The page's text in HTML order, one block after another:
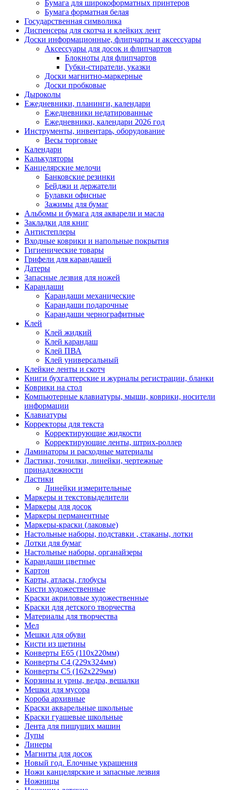
Бумага для широкоформатных принтеров
Бумага форматная белая
Государственная символика
Диспенсеры для скотча и клейких лент
Доски информационные, флипчарты и аксессуары
Аксессуары для досок и флипчартов
Блокноты для флипчартов
Губки-стиратели, указки
Доски магнитно-маркерные
Доски пробковые
Дыроколы
Ежедневники, планинги, календари
Ежедневники недатированные
Ежедневники, календари 2026 год
Инструменты, инвентарь, оборудование
Весы торговые
Календари
Калькуляторы
Канцелярские мелочи
Банковские резинки
Бейджи и держатели
Булавки офисные
Зажимы для бумаг
Альбомы и бумага для акварели и масла
Закладки для книг
Антистеплеры
Входные коврики и напольные покрытия
Гигиенические товары
Грифели для карандашей
Датеры
Запасные лезвия для ножей
Карандаши
Карандаши механические
Карандаши подарочные
Карандаши чернографитные
Клей
Клей жидкий
Клей карандаш
Клей ПВА
Клей универсальный
Клейкие ленты и скотч
Книги бухгалтерские и журналы регистрации, бланки
Коврики на стол
Компьютерные клавиатуры, мыши, коврики, носители
информации
Клавиатуры
Корректоры для текста
Корректирующие жидкости
Корректирующие ленты, штрих-роллер
Ламинаторы и расходные материалы
Ластики, точилки, линейки, чертежные
принадлежности
Ластики
Линейки измерительные
Маркеры и текстовыделители
Маркеры для досок
Маркеры перманентные
Маркеры-краски (лаковые)
Настольные наборы, подставки , стаканы, лотки
Лотки для бумаг
Настольные наборы, органайзеры
Карандаши цветные
Картон
Карты, атласы, глобусы
Кисти художественные
Краски акриловые художественные
Краски для детского творчества
Материалы для творчества
Мел
Мешки для обуви
Кисти из щетины
Конверты Е65 (110х220мм)
Конверты С4 (229х324мм)
Конверты С5 (162х229мм)
Корзины и урны, ведра, вешалки
Мешки для мусора
Короба архивные
Краски акварельные школьные
Краски гуашевые школьные
Лента для пишущих машин
Лупы
Линеры
Магниты для досок
Новый год. Елочные украшения
Ножи канцелярские и запасные лезвия
Ножницы